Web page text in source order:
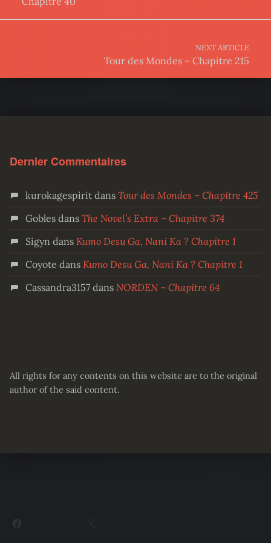
NEXT ARTICLE
Tour des Mondes – Chapitre 215
Dernier Commentaires
kurokagespiritdans Tour des Mondes – Chapitre 425
Goblesdans The Novel’s Extra – Chapitre 374
Sigyn dans Kumo Desu Ga, Nani Ka ? Chapitre 1
Coyote dans Kumo Desu Ga, Nani Ka ? Chapitre 1
Cassandra3157dans NORDEN – Chapitre 64
All rights for any contents on this website are to the original
author of the said content.